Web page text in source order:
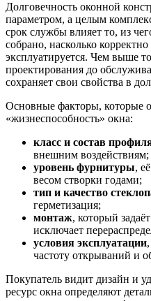
Долговечность оконной
параметром, а целым
срок службы влияет то, из
собрано, насколько
эксплуатируется. Чем выше
проектирования до
сохраняет свои свойства в
Основные факторы, которые
«жизнеспособность» окна:
класс и состав
внешним воздействиям;
уровень фурнитуры,
весом створки годами;
тип и качество
герметизация;
монтаж, который
исключает
условия эксплуатации
частоту открываний и
Покупатель видит дизайн и
ресурс окна определяют